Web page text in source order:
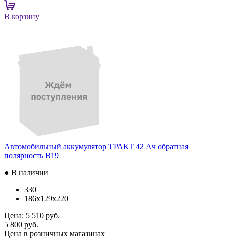
В корзину
Автомобильный аккумулятор ТРАКТ 42 Ач обратная
полярность B19
● В наличии
330
186x129x220
Цена: 5 510 руб.
5 800 руб.
Цена в розничных магазинах